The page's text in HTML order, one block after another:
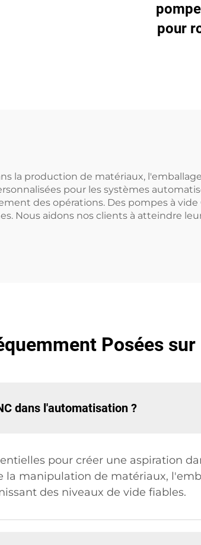
pour
la production de matériaux,
pour les systèmes
des opérations. Des pompes à
Nous aidons nos clients à atteindre
Posées
dans l'automatisation ?
pour créer une aspiration
la manipulation de matériaux,
des niveaux de vide fiables.